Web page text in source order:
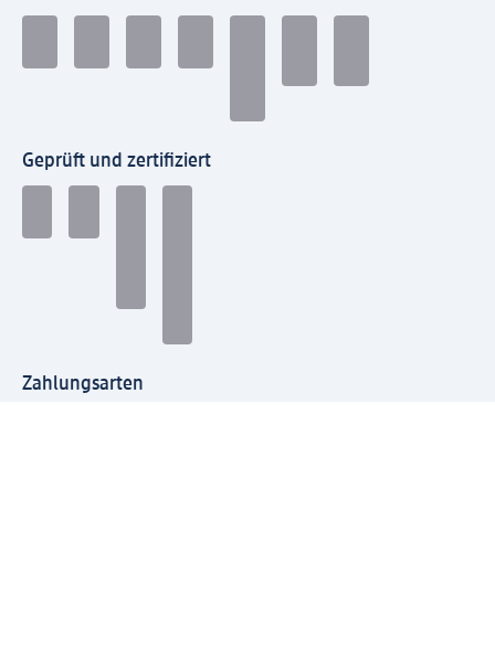
Geprüft und zertifiziert
Zahlungsarten